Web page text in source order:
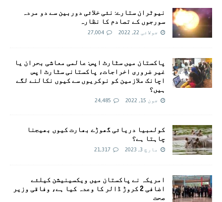
نیوٹران ستارے: نئی خلائی دوربین سے دو مردہ
سورجوں کے تصادم کا نظارہ
جولائی 22, 2022 27,004
پاکستان میں سٹارٹ اپس: عالمی معاشی بحران یا
غیر ضروری اخراجات، پاکستانی سٹارٹ اپس
اچانک ملازمین کو نوکریوں سے کیوں نکالنے لگے
ہیں؟
جون 15, 2022 24,485
کولمبیا دریائی گھوڑے بھارت کیوں بھیجنا
چاہتا ہے؟
مارچ 3, 2023 21,317
امريکہ نے پاکستان میں ویکسینیشن کیلئے
اضافی 2 کروڑ ڈالر کا وعدہ کیا ہے، وفاقی وزیر
صحت